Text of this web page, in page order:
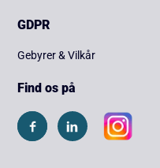
GDPR
Gebyrer & Vilkår
Find os på